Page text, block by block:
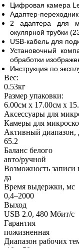
Цифровая камера
Адаптер-
2 адаптера для
окулярной трубки
USB-кабель для
Установочный
обработки
Инструкция по
Вес:
0.53кг
Размер упаковки:
6.00см x 17.00см x
Аксессуары для
Камеры для
Активный диапазон,
65.2
Баланс белого
авто/ручной
Возможность записи
да
Время выдержки, мс
0,4–2000
Выход
USB 2.0, 480 Мбит/с
Гарантия
пожизненная
Диапазон рабочих